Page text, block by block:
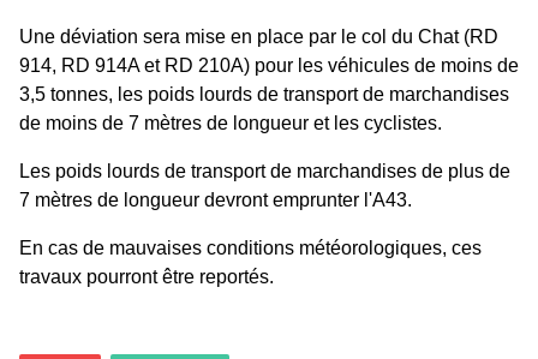
Une déviation sera mise en place par le col du Chat (RD
914, RD 914A et RD 210A) pour les véhicules de moins de
3,5 tonnes, les poids lourds de transport de marchandises
de moins de 7 mètres de longueur et les cyclistes.
Les poids lourds de transport de marchandises de plus de
7 mètres de longueur devront emprunter l'A43.
En cas de mauvaises conditions météorologiques, ces
travaux pourront être reportés.